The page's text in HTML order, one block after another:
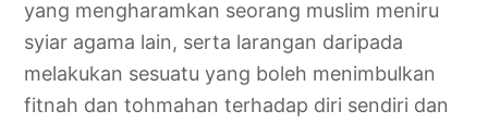
yang mengharamkan seorang muslim meniru
syiar agama lain, serta larangan daripada
melakukan sesuatu yang boleh menimbulkan
fitnah dan tohmahan terhadap diri sendiri dan